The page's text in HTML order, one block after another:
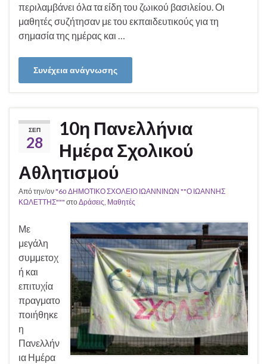
περιλαμβάνει όλα τα είδη του ζωικού βασιλείου. Οι
μαθητές συζήτησαν με του εκπαιδευτικούς για τη
σημασία της ημέρας και …
Συνέχεια ανάγνωσης
ΣΕΠ
28
10η Πανελλήνια
Ημέρα Σχολικού
Αθλητισμού
Από την/ον"6ο ΔΗΜΟΤΙΚΟ ΣΧΟΛΕΙΟ ΙΩΑΝΝΙΝΩΝ ""Ο ΙΩΑΝΝΗΣ
ΚΩΛΕΤΤΗΣ""" στοΔράσεις Μαθητές
Με
μεγάλη
συμμετοχ
ή και
επιτυχία
πραγματο
ποιήθηκε
η
Πανελλήν
ια Ημέρα